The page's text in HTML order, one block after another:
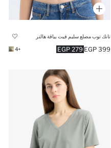
تانك توب مضلع سليم فيت بياقة هالتر
279 EGP 399 EGP
+4